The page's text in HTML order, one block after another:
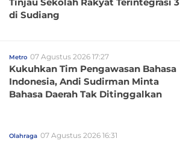
di Sudiang
Metro 07 Agustus 2026 17:27
Kukuhkan Tim Pengawasan Bahasa
Indonesia, Andi Sudirman Minta
Bahasa Daerah Tak Ditinggalkan
Olahraga 07 Agustus 2026 16:31